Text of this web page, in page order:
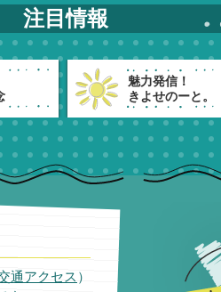
注目情報
魅力発信！
きよせのーと。
通アクセス ）